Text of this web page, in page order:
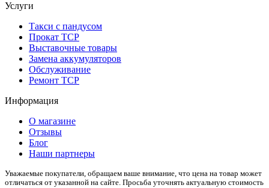
Услуги
Такси с пандусом
Прокат ТСР
Выставочные товары
Замена аккумуляторов
Обслуживание
Ремонт ТСР
Информация
О магазине
Отзывы
Блог
Наши партнеры
Уважаемые покупатели, обращаем ваше внимание, что цена на товар может
отличаться от указанной на сайте. Просьба уточнять актуальную стоимость